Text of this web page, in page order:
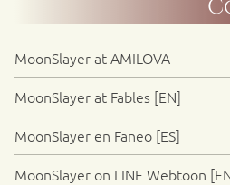
MoonSlayer at AMILOVA
MoonSlayer at Fables [EN]
MoonSlayer en Faneo [ES]
MoonSlayer on LINE Webtoon